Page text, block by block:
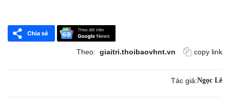
Theo: giaitri.thoibaovhnt.vn copy link
Tác giả:Ngọc Lê